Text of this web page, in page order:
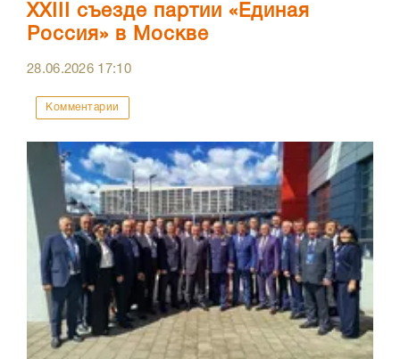
XXIII съезде партии «Единая
Россия» в Москве
28.06.2026 17:10
Комментарии